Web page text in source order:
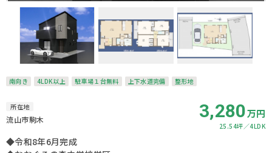
南向き 4LDK以上 駐車場１台無料 上下水道完備 整形地
所在地
流山市駒木 3,280万円
25.54坪 4LDK
◆令和8年6月完成